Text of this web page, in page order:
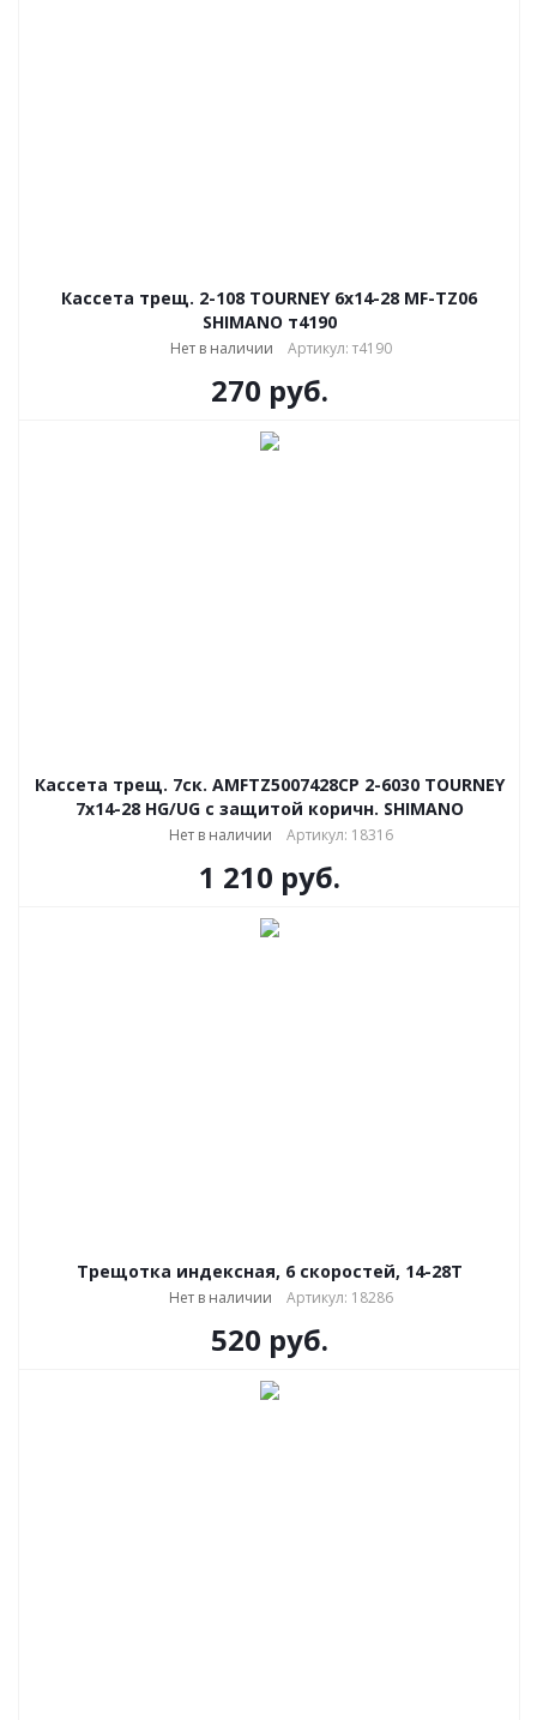
Кассета трещ. 2-108 TOURNEY 6х14-28 MF-TZ06
SHIMANO т4190
Нет в наличии Артикул: т4190
270 руб.
Кассета трещ. 7ск. AMFTZ5007428CP 2-6030 TOURNEY
7х14-28 HG/UG с защитой коричн. SHIMANO
Нет в наличии Артикул: 18316
1 210 руб.
Трещотка индексная, 6 скоростей, 14-28Т
Нет в наличии Артикул: 18286
520 руб.